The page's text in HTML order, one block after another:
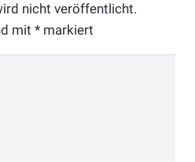
nicht veröffentlicht.
mit *markiert